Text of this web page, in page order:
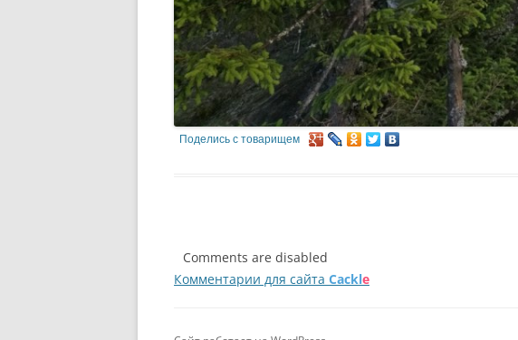
Поделись с товарищем
Comments are disabled
Комментарии для сайта Cackle